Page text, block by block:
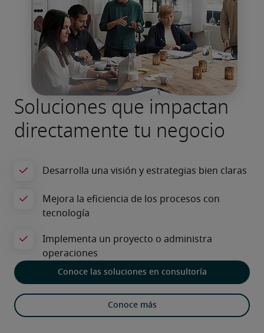
Soluciones que impactan
directamente tu negocio
Conoce las soluciones en consultoría
Conoce más